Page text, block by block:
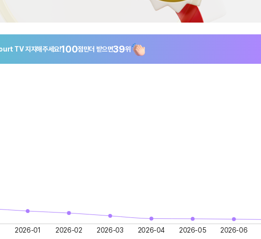
TV지지해주세요!100점만더 받으면39위
2026-01 2026-02 2026-03 2026-04 2026-05 2026-06